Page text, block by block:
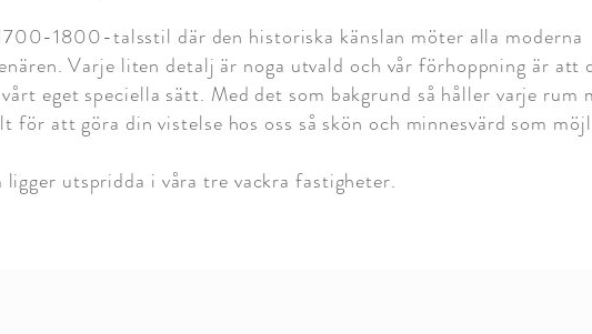
1800-talsstil där den historiska känslan möter alla moderna
Varje liten detalj är noga utvald och vår förhoppning är att
eget speciella sätt. Med det som bakgrund så håller varje rum
för att göra din vistelse hos oss så skön och minnesvärd som
ligger utspridda i våra tre vackra fastigheter.